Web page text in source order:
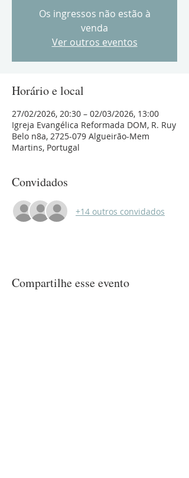
Os ingressos não estão à
venda
Ver outros eventos
Horário e local
27/02/2026, 20:30 – 02/03/2026, 13:00
Igreja Evangélica Reformada DOM, R. Ruy
Belo n8a, 2725-079 Algueirão-Mem
Martins, Portugal
Convidados
+14 outros convidados
Compartilhe esse evento